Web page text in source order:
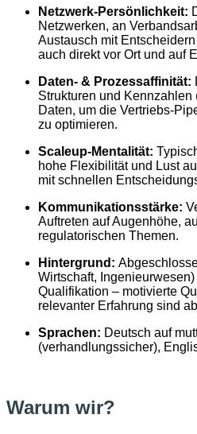
Netzwerk-Persönlichkeit:
Netzwerken, an
Austausch mit
auch direkt vor Ort und auf
Daten- & Prozessaffinität:
Strukturen und Kennzahlen
Daten, um die Vertriebs-
zu optimieren.
Scaleup-Mentalität:
hohe Flexibilität und Lust
mit schnellen
Kommunikationsstärke:
Auftreten auf Augenhöhe,
regulatorischen Themen.
Hintergrund:
Wirtschaft,
Qualifikation – motivierte
relevanter Erfahrung sind
Sprachen: Deutsch auf
(verhandlungssicher),
Warum wir?